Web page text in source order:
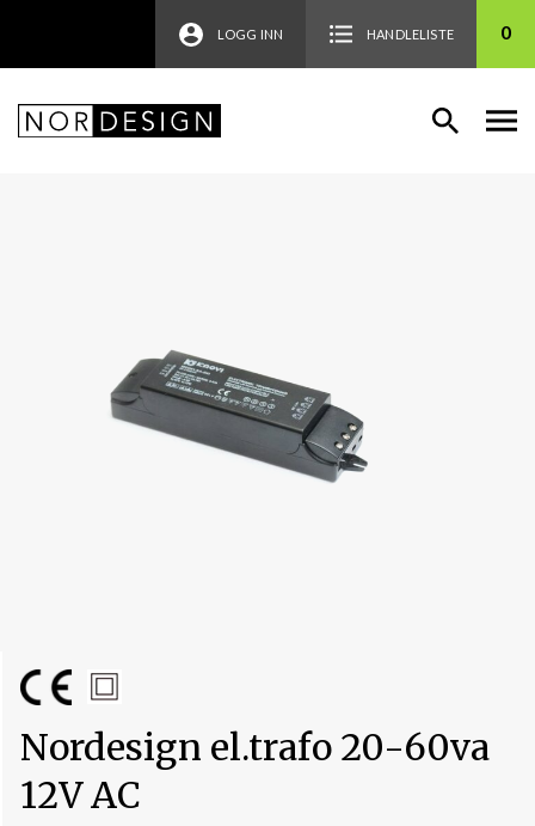
LOGG INN HANDLELISTE 0
Nordesign el.trafo 20-60va
12V AC